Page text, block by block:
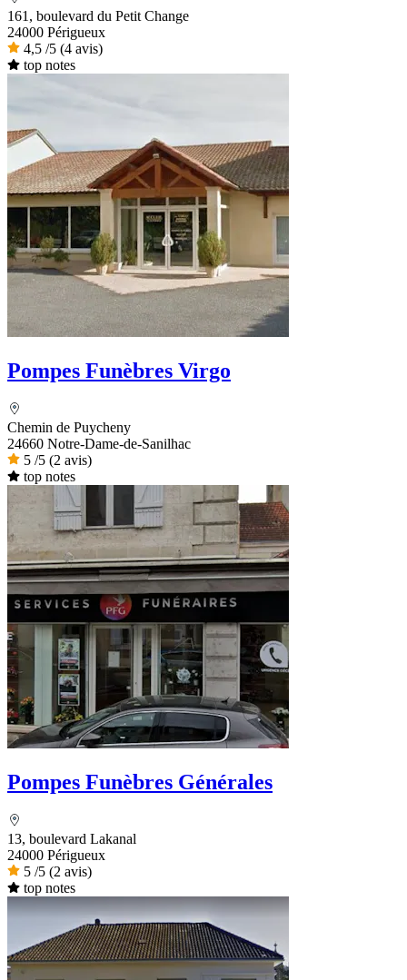
161, boulevard du Petit Change
24000 Périgueux
4,5 /5 (4 avis)
top notes
Pompes Funèbres Virgo
Chemin de Puycheny
24660 Notre-Dame-de-Sanilhac
5 /5 (2 avis)
top notes
Pompes Funèbres Générales
13, boulevard Lakanal
24000 Périgueux
5 /5 (2 avis)
top notes